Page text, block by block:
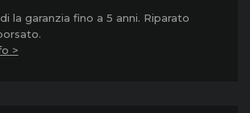
la garanzia fino a 5 anni. Riparato
>